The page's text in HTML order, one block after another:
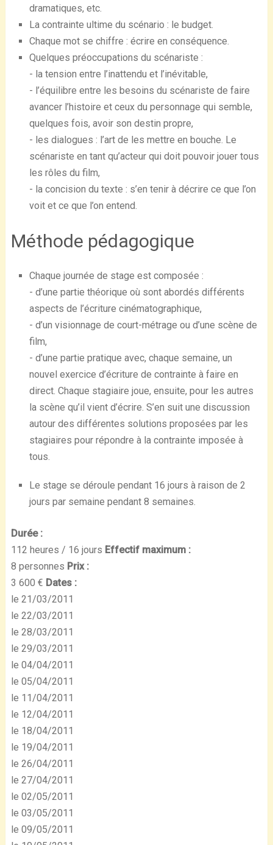
dramatiques, etc.
La contrainte ultime du scénario : le budget.
Chaque mot se chiffre : écrire en conséquence.
Quelques préoccupations du scénariste :
- la tension entre l’inattendu et l’inévitable,
- l’équilibre entre les besoins du scénariste de faire
avancer l’histoire et ceux du personnage qui semble,
quelques fois, avoir son destin propre,
- les dialogues : l’art de les mettre en bouche. Le
scénariste en tant qu’acteur qui doit pouvoir jouer tous
les rôles du film,
- la concision du texte : s’en tenir à décrire ce que l’on
voit et ce que l’on entend.
Méthode pédagogique
Chaque journée de stage est composée :
- d’une partie théorique où sont abordés différents
aspects de l’écriture cinématographique,
- d’un visionnage de court-métrage ou d’une scène de
film,
- d’une partie pratique avec, chaque semaine, un
nouvel exercice d’écriture de contrainte à faire en
direct. Chaque stagiaire joue, ensuite, pour les autres
la scène qu’il vient d’écrire. S’en suit une discussion
autour des différentes solutions proposées par les
stagiaires pour répondre à la contrainte imposée à
tous.
Le stage se déroule pendant 16 jours à raison de 2
jours par semaine pendant 8 semaines.
Durée :
112 heures / 16 jours Effectif maximum :
8 personnes Prix :
3 600 € Dates :
le 21/03/2011
le 22/03/2011
le 28/03/2011
le 29/03/2011
le 04/04/2011
le 05/04/2011
le 11/04/2011
le 12/04/2011
le 18/04/2011
le 19/04/2011
le 26/04/2011
le 27/04/2011
le 02/05/2011
le 03/05/2011
le 09/05/2011